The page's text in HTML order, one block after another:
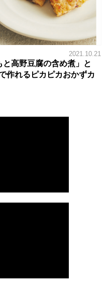
2021.10.21
高野豆腐の含め煮」と
作れるピカピカおかずカ